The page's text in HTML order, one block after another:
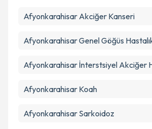
Afyonkarahisar Akciğer Kanseri
Afyonkarahisar Genel Göğüs
Afyonkarahisar İnterstsiyel Akciğer
Afyonkarahisar Koah
Afyonkarahisar Sarkoidoz